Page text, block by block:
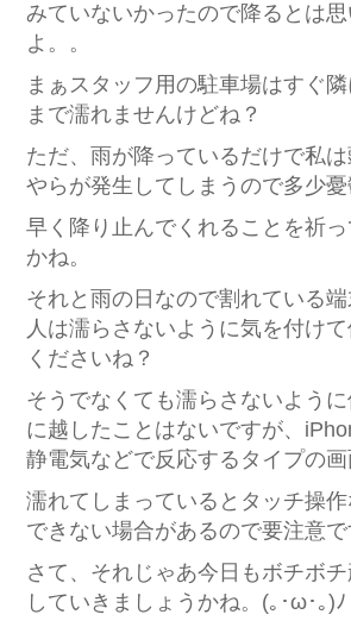
みていないかったので降るとは
よ。。
まぁスタッフ用の駐車場はすぐ
まで濡れませんけどね？
ただ、雨が降っているだけで私
やらが発生してしまうので多少
早く降り止んでくれることを祈
かね。
それと雨の日なので割れている
人は濡らさないように気を付け
くださいね？
そうでなくても濡らさないよう
に越したことはないですが、
静電気などで反応するタイプの画
濡れてしまっているとタッチ操
できない場合があるので要注意で
さて、それじゃあ今日もボチボ
していきましょうかね。(｡･ω･｡)ﾉ